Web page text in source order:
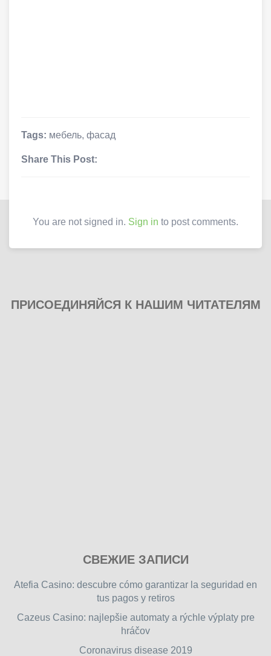
Tags: мебель, фасад
Share This Post:
You are not signed in. Sign in to post comments.
ПРИСОЕДИНЯЙСЯ К НАШИМ ЧИТАТЕЛЯМ
free
games
СВЕЖИЕ ЗАПИСИ
Atefia Casino: descubre cómo garantizar la seguridad en
tus pagos y retiros
Cazeus Casino: najlepšie automaty a rýchle výplaty pre
hráčov
Coronavirus disease 2019